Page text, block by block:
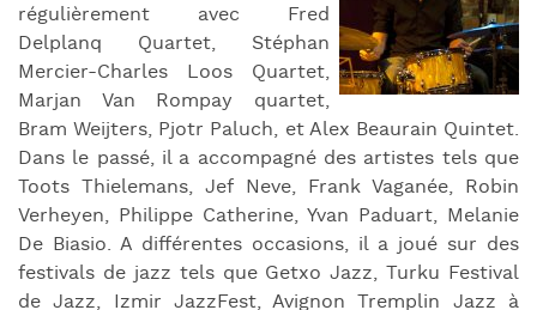
régulièrement avec Fred
Delplanq Quartet, Stéphan
Mercier-Charles Loos Quartet,
Marjan Van Rompay quartet,
Bram Weijters, Pjotr ​​Paluch, et Alex Beaurain Quintet.
Dans le passé, il a accompagné des artistes tels que
Toots Thielemans, Jef Neve, Frank Vaganée, Robin
Verheyen, Philippe Catherine, Yvan Paduart, Melanie
De Biasio. A différentes occasions, il a joué sur des
festivals de jazz tels que Getxo Jazz, Turku Festival
de Jazz, Izmir JazzFest, Avignon Tremplin Jazz à